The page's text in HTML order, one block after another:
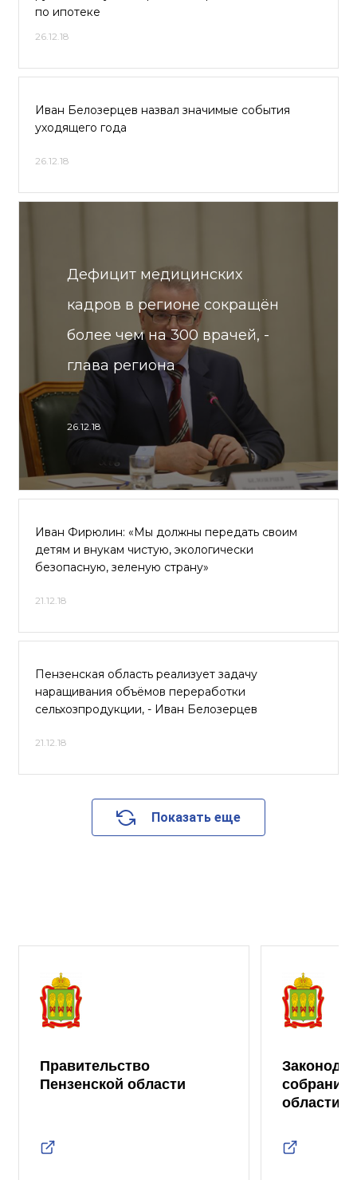
по ипотеке
26.12.18
Иван Белозерцев назвал значимые события
уходящего года
26.12.18
Дефицит медицинских
кадров в регионе сокращён
более чем на 300 врачей, -
глава региона
26.12.18
Иван Фирюлин: «Мы должны передать своим
детям и внукам чистую, экологически
безопасную, зеленую страну»
21.12.18
Пензенская область реализует задачу
наращивания объёмов переработки
сельхозпродукции, - Иван Белозерцев
21.12.18
Показать еще
Правительство
Пензенской области
собрание
области